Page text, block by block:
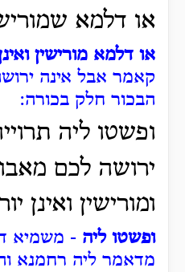
או דלמא
או דלמא מורישין
קאמר אבל אינה
הבכור חלק בכורה:
ופשטו ליה
ירושה לכם
ומורישין ואינן
ופשטו ליה - משמיא
מדאמר ליה רחמנא